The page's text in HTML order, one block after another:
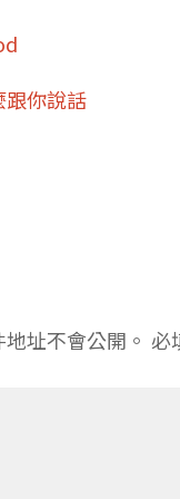
跟你說話
址不會公開。 必